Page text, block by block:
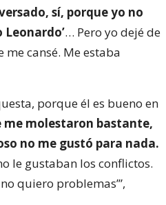
sí, porque yo no
… Pero yo dejé de
cansé. Me estaba
porque él es bueno en
me molestaron bastante,
no me gustó para nada.
le gustaban los conflictos.
quiero problemas’”,